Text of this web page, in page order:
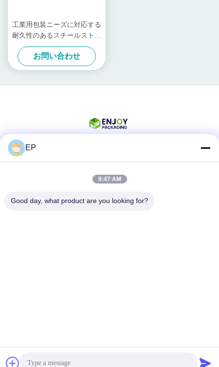
工業用包装ニーズに対応する
耐久性のあるスチールストラ
ップツール
お問い合わせ
中国の良質 ストラッティングツール メーカー。Copyright© 2024-
EP
9:47 AM
Good day, what product are you looking for?